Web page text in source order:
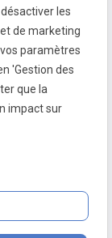
les
de marketing
paramètres
'Gestion des
que la
impact sur